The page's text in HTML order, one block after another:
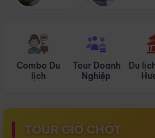
Combo Du
lịch
Tour Doanh
Nghiệp
Du
TOUR GIỜ CHÓT